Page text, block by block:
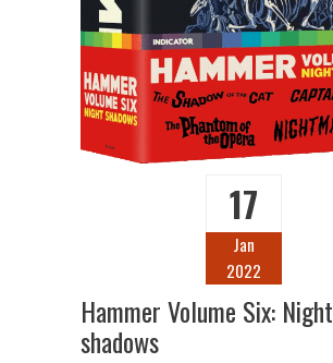
17
Jan
2022
Hammer Volume Six: Night
shadows